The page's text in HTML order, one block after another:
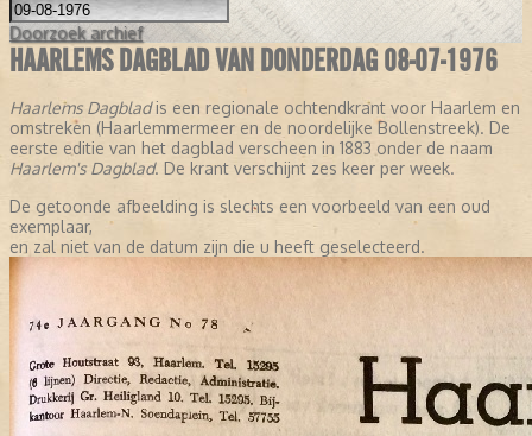
Doorzoek archief
HAARLEMS DAGBLAD VAN DONDERDAG 08-07-1976
Haarlems Dagbladis een regionale ochtendkrant voor Haarlem en
omstreken (Haarlemmermeer en de noordelijke Bollenstreek). De
eerste editie van het dagblad verscheen in 1883 onder de naam
Haarlem's Dagblad. De krant verschijnt zes keer per week.
De getoonde afbeelding is slechts een voorbeeld van een oud
exemplaar,
en zal niet van de datum zijn die u heeft geselecteerd.